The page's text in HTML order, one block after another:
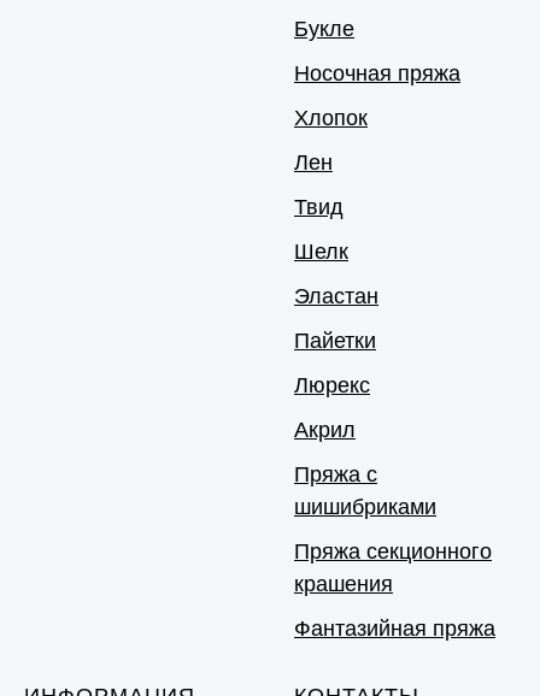
Букле
Носочная пряжа
Хлопок
Лен
Твид
Шелк
Эластан
Пайетки
Люрекс
Акрил
Пряжа с
шишибриками
Пряжа секционного
крашения
Фантазийная пряжа